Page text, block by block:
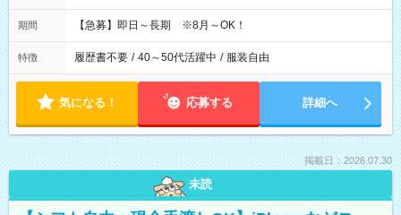
期間 【急募】即日～長期 ※8月～OK！
特徴 履歴書不要 / 40～50代活躍中 / 服装自由
気になる！ 応募する 詳細へ
掲載日：2026.07.30
未読